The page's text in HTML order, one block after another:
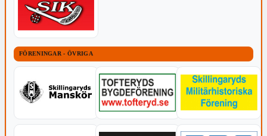
FÖRENINGAR - ÖVRIGA